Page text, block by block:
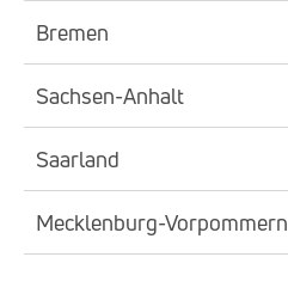
Bremen
Sachsen-Anhalt
Saarland
Mecklenburg-Vorpommern